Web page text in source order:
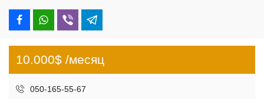
10.000$ /месяц
050-165-55-67